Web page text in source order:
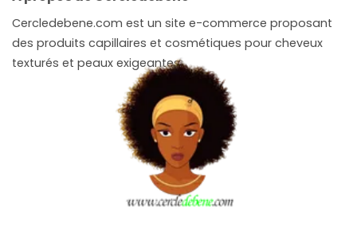
Cercledebene.com est un site e-commerce proposant
des produits capillaires et cosmétiques pour cheveux
texturés et peaux exigeantes.